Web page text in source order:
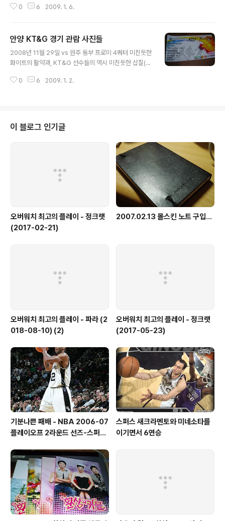
는 평가를 받기도 했습니다. 하지만, 그 이후에 여러 악재들
출장을 지금까지도 못 하고 있고, 그 외에도 여러 선수들이
크고 작은 부상으로 몇 경기씩 결장을 하기 시작했습니다.
그래도 현재 시점에서 성적은 (출처: 네이버) 15승 12패,
니 다행이라고 해야겠습니다. 캘빈 워너의 대체 용병이었
0 6 2009. 1. 6.
안양 KT&G 경기 관람 사진들
2008년 11월 29일 vs 원주 동부 프로미 4쿼터 미친듯한
화이트의 활약과, KT&G 선수들의 역시 미친듯한 삽질(상
다. 폰카로 찍어서 그런지 사진 상태가 좋지는 않습니다. 안
니다. 2008년 12월 13일 vs 창원 LG 세이커스 마지막에
3점 버저 비터 맞고 진 경기입니다. 이 이후로 가지 않고 있
습니다. 이번 시즌은 왠지 제가 가면 다 지는 듯 해서요.. 경
기 시작 전 선수 소개 장면입니다. 점프 볼 직후 한 컷 작전
시간입니다. 이 날 옥범준 선수가 많은 출장 시간을..
0 6 2009. 1. 2.
이 블로그 인기글
오버워치 최고의 플레이 - 정크랫
(2017-02-21)
2007.02.13 몰스킨 노트 구입...
오버워치 최고의 플레이 - 파라 (2
018-08-10) (2)
오버워치 최고의 플레이 - 정크랫
(2017-05-23)
기분나쁜 패배 - NBA 2006-07
플레이오프 2라운드 선즈-스퍼스
스퍼스 새크라멘토와 미네소타를
이기면서 6연승